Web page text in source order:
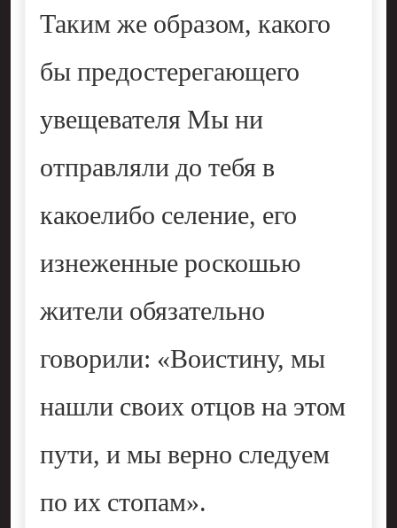
Таким же образом, какого
бы предостерегающего
увещевателя Мы ни
отправляли до тебя в
какоелибо селение, его
изнеженные роскошью
жители обязательно
говорили: «Воистину, мы
нашли своих отцов на этом
пути, и мы верно следуем
по их стопам».